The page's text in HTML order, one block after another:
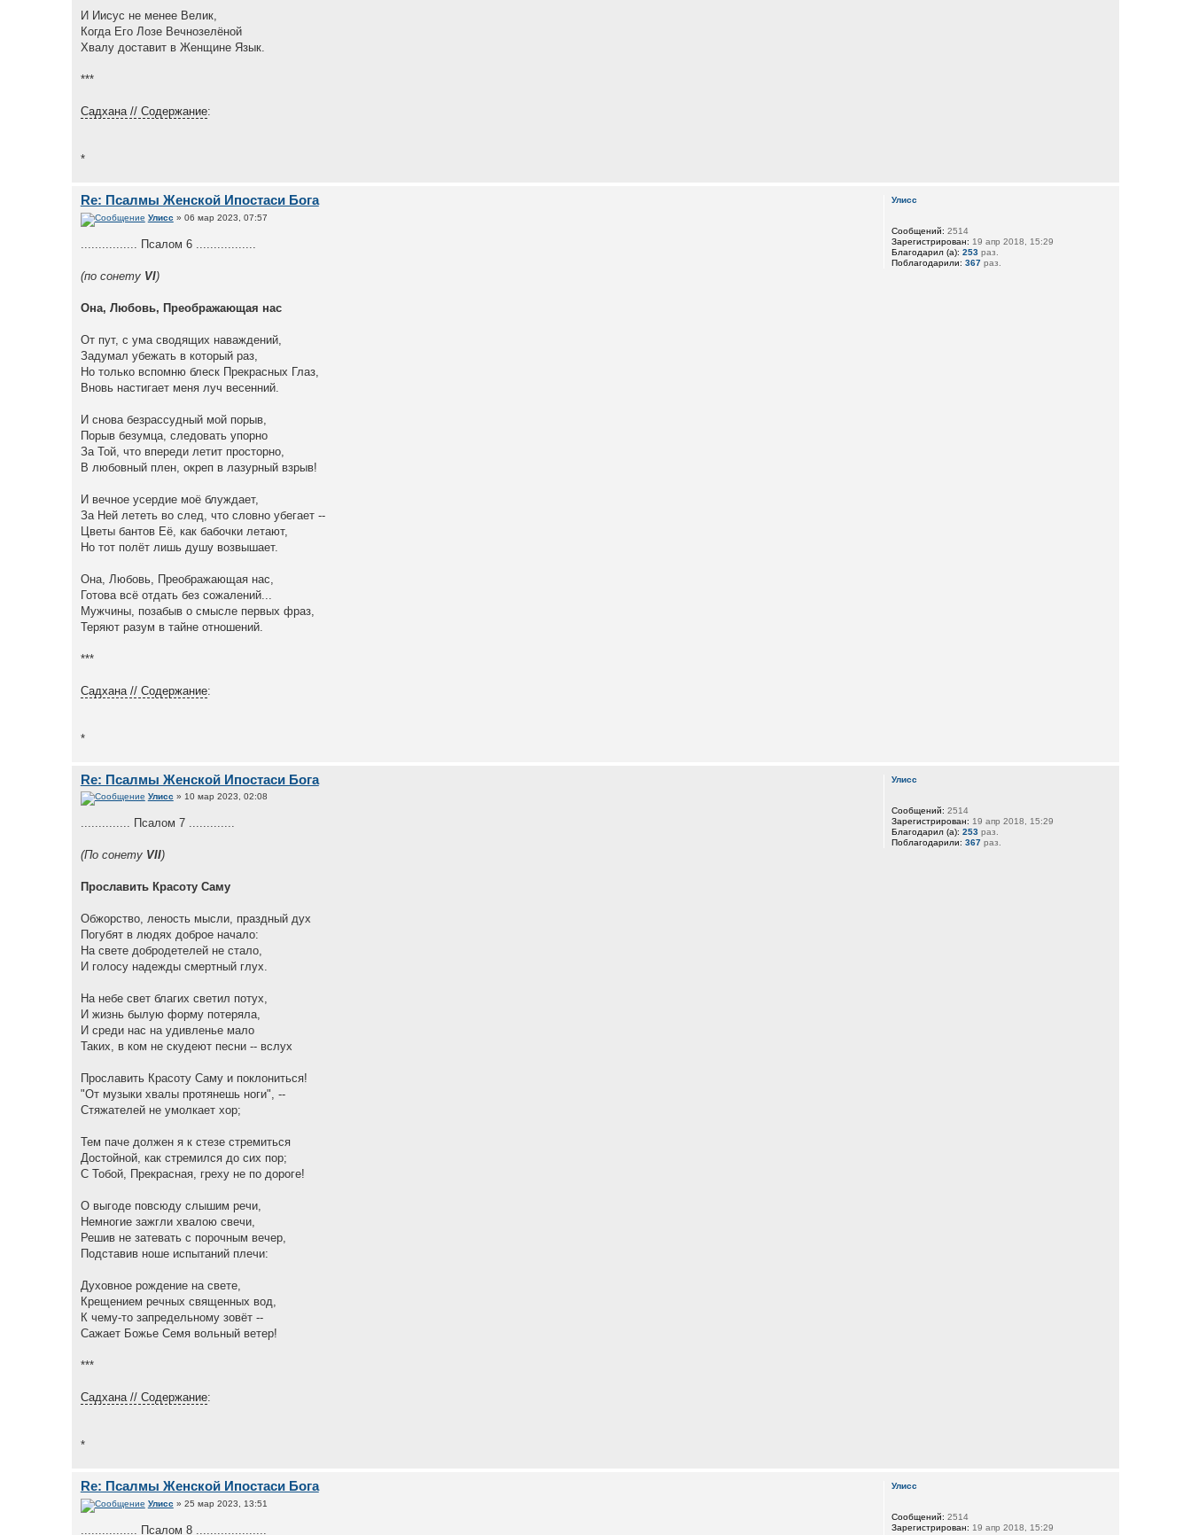
И Иисус не менее Велик,
Когда Его Лозе Вечнозелёной
Хвалу доставит в Женщине Язык.
***
Садхана // Содержание:
*
Re: Псалмы Женской Ипостаси Бога
Улисс » 06 мар 2023, 07:57
................ Псалом 6 .................
(по сонетуVI)
Она, Любовь, Преображающая нас
От пут, с ума сводящих наваждений,
Задумал убежать в который раз,
Но только вспомню блеск Прекрасных Глаз,
Вновь настигает меня луч весенний.
И снова безрассудный мой порыв,
Порыв безумца, следовать упорно
За Той, что впереди летит просторно,
В любовный плен, окреп в лазурный взрыв!
И вечное усердие моё блуждает,
За Ней лететь во след, что словно убегает --
Цветы бантов Её, как бабочки летают,
Но тот полёт лишь душу возвышает.
Она, Любовь, Преображающая нас,
Готова всё отдать без сожалений...
Мужчины, позабыв о смысле первых фраз,
Теряют разум в тайне отношений.
***
Садхана // Содержание:
*
Улисс
Сообщений: 2514
Зарегистрирован: 19 апр 2018, 15:29
Благодарил (а): 253раз.
Поблагодарили: 367раз.
Re: Псалмы Женской Ипостаси Бога
Улисс » 10 мар 2023, 02:08
.............. Псалом 7 .............
(По сонетуVII)
Прославить Красоту Саму
Обжорство, леность мысли, праздный дух
Погубят в людях доброе начало:
На свете добродетелей не стало,
И голосу надежды смертный глух.
На небе свет благих светил потух,
И жизнь былую форму потеряла,
И среди нас на удивленье мало
Таких, в ком не скудеют песни -- вслух
Прославить Красоту Саму и поклониться!
"От музыки хвалы протянешь ноги", --
Стяжателей не умолкает хор;
Тем паче должен я к стезе стремиться
Достойной, как стремился до сих пор;
С Тобой, Прекрасная, греху не по дороге!
О выгоде повсюду слышим речи,
Немногие зажгли хвалою свечи,
Решив не затевать с порочным вечер,
Подставив ноше испытаний плечи:
Духовное рождение на свете,
Крещением речных священных вод,
К чему-то запредельному зовёт --
Сажает Божье Семя вольный ветер!
***
Садхана // Содержание:
*
Улисс
Сообщений: 2514
Зарегистрирован: 19 апр 2018, 15:29
Благодарил (а): 253раз.
Поблагодарили: 367раз.
Re: Псалмы Женской Ипостаси Бога
Улисс » 25 мар 2023, 13:51
................ Псалом 8 ....................
Улисс
Сообщений: 2514
Зарегистрирован: 19 апр 2018, 15:29